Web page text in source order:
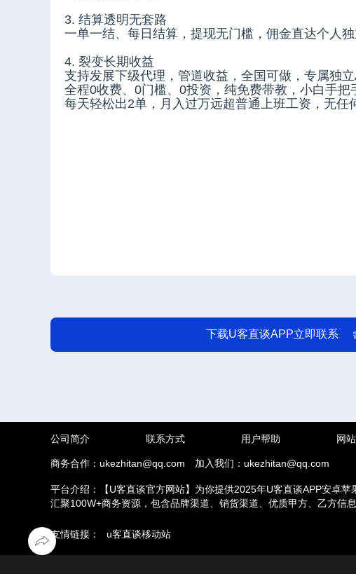
3. 结算透明无套路
一单一结、每日结算，提现无门槛，佣金直达个人
4. 裂变长期收益
支持发展下级代理，管道收益，全国可做，专属独
全程0收费、0门槛、0投资，纯免费带教，小白手把
每天轻松出2单，月入过万远超普通上班工资，无任
下载U客直谈APP立即联系
公司简介 联系方式 用户帮助 网
商务合作：ukezhitan@qq.com 加入我们：ukezhitan@qq.com
平台介绍：【U客直谈官方网站】为你提供2025年U客直谈APP安卓苹
汇聚100W+商务资源，包含品牌渠道、销货渠道、优质甲方、乙方信
友情链接：
u客直谈移动站